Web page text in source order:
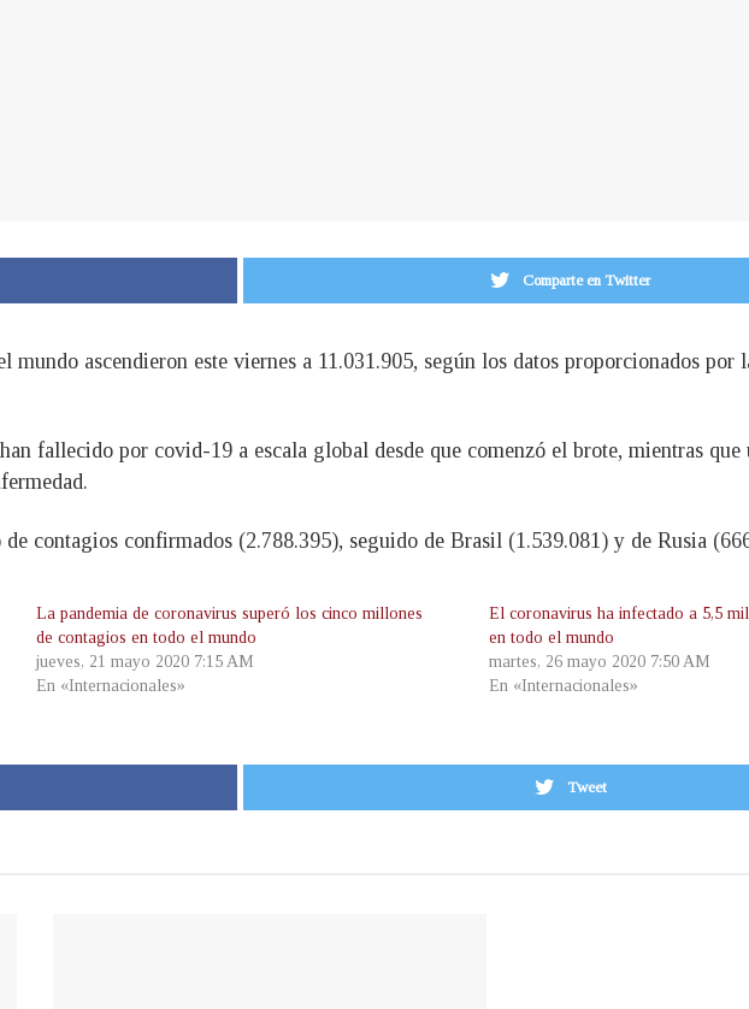
Comparte en Twitter
mundo ascendieron este viernes a 11.031.905, según los datos proporcionados por
fallecido por covid-19 a escala global desde que comenzó el brote, mientras que
contagios confirmados (2.788.395), seguido de Brasil (1.539.081) y de Rusia
La pandemia de coronavirus superó los cinco millones
de contagios en todo el mundo
jueves, 21 mayo 2020 7:15 AM
En «Internacionales»
El coronavirus ha infectado a 5,5
en todo el mundo
martes, 26 mayo 2020 7:50 AM
En «Internacionales»
Tweet